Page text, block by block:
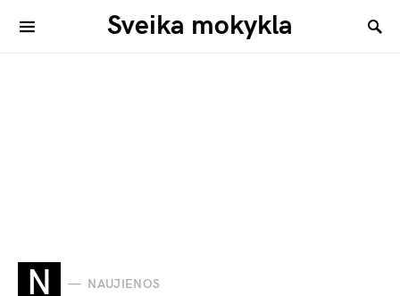
Sveika mokykla
N NAUJIENOS